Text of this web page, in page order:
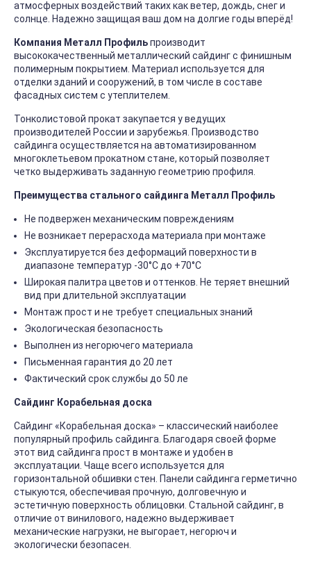
атмосферных воздействий таких как ветер, дождь, снег и
солнце. Надежно защищая ваш дом на долгие годы вперёд!
Компания Металл Профильпроизводит
высококачественный металлический сайдинг с финишным
полимерным покрытием. Материал используется для
отделки зданий и сооружений, в том числе в составе
фасадных систем с утеплителем.
Тонколистовой прокат закупается у ведущих
производителей России и зарубежья. Производство
сайдинга осуществляется на автоматизированном
многоклетьевом прокатном стане, который позволяет
четко выдерживать заданную геометрию профиля.
Преимущества стального сайдинга Металл Профиль
Не подвержен механическим повреждениям
Не возникает перерасхода материала при монтаже
Эксплуатируется без деформаций поверхности в
диапазоне температур -30°C до +70°C
Широкая палитра цветов и оттенков. Не теряет внешний
вид при длительной эксплуатации
Монтаж прост и не требует специальных знаний
Экологическая безопасность
Выполнен из негорючего материала
Письменная гарантия до 20 лет
Фактический срок службы до 50 ле
Сайдинг Корабельная доска
Сайдинг «Корабельная доска» – классический наиболее
популярный профиль сайдинга. Благодаря своей форме
этот вид сайдинга прост в монтаже и удобен в
эксплуатации. Чаще всего используется для
горизонтальной обшивки стен. Панели сайдинга герметично
стыкуются, обеспечивая прочную, долговечную и
эстетичную поверхность облицовки. Стальной сайдинг, в
отличие от винилового, надежно выдерживает
механические нагрузки, не выгорает, негорюч и
экологически безопасен.